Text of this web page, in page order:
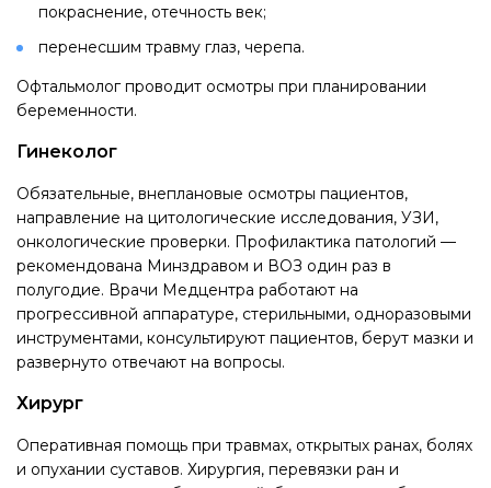
покраснение, отечность век;
перенесшим травму глаз, черепа.
Офтальмолог проводит осмотры при планировании
беременности.
Гинеколог
Обязательные, внеплановые осмотры пациентов,
направление на цитологические исследования, УЗИ,
онкологические проверки. Профилактика патологий —
рекомендована Минздравом и ВОЗ один раз в
полугодие. Врачи Медцентра работают на
прогрессивной аппаратуре, стерильными, одноразовыми
инструментами, консультируют пациентов, берут мазки и
развернуто отвечают на вопросы.
Хирург
Оперативная помощь при травмах, открытых ранах, болях
и опухании суставов. Хирургия, перевязки ран и